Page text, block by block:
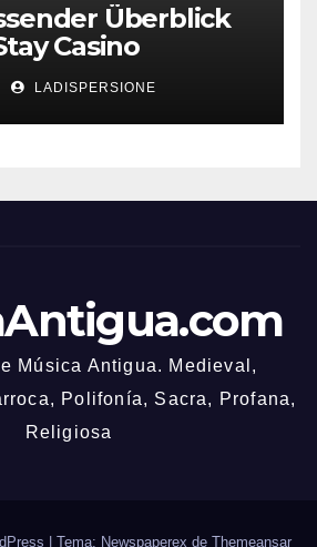
Überblick
Casino
LADISPERSIONE
Música Antigua. Medieval,
Polifonía, Sacra, Profana,
Religiosa
Tema: Newspaperex de Themeansar